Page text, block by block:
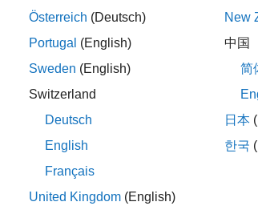
theSoC Blockset Support Package for
removes the soc.sdk.ProcessorCore
object
Österreich (Deutsch)
Portugal (English)
Sweden (English)
Switzerland
Deutsch
English
Français
United Kingdom (English)
New
中国
简
日本
한국